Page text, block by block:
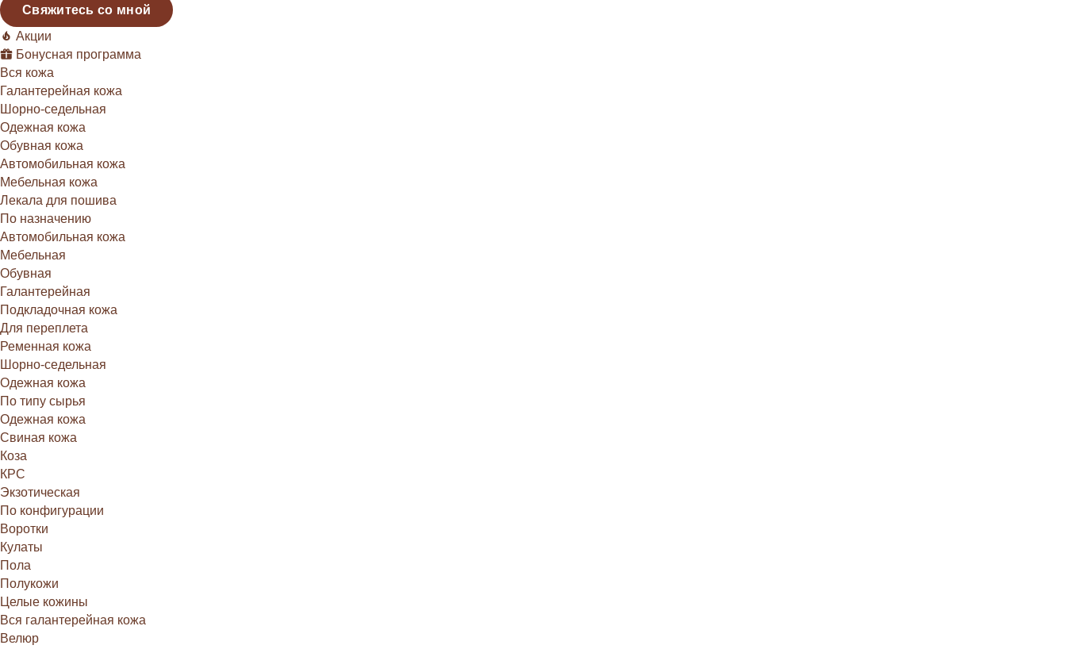
Свяжитесь со мной
Акции
Бонусная программа
Вся кожа
Галантерейная кожа
Шорно-седельная
Одежная кожа
Обувная кожа
Автомобильная кожа
Мебельная кожа
Лекала для пошива
По назначению
Автомобильная кожа
Мебельная
Обувная
Галантерейная
Подкладочная кожа
Для переплета
Ременная кожа
Шорно-седельная
Одежная кожа
По типу сырья
Одежная кожа
Свиная кожа
Коза
КРС
Экзотическая
По конфигурации
Воротки
Кулаты
Пола
Полукожи
Целые кожины
Вся галантерейная кожа
Велюр